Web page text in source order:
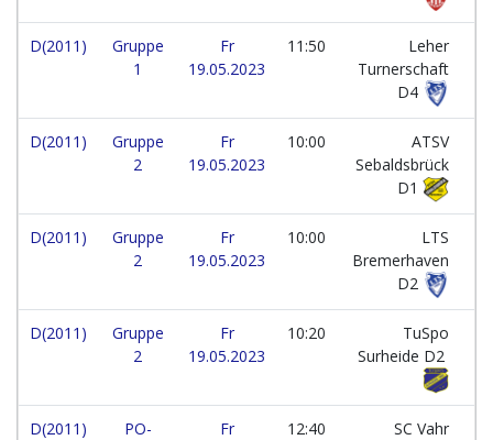
D(2011)
Gruppe
1
Fr
19.05.2023
11:50
Leher
Turnerschaft
D4
D(2011)
Gruppe
2
Fr
19.05.2023
10:00
ATSV
Sebaldsbrück
D1
D(2011)
Gruppe
2
Fr
19.05.2023
10:00
LTS
Bremerhaven
D2
D(2011)
Gruppe
2
Fr
19.05.2023
10:20
TuSpo
Surheide D2
D(2011)
PO-
Fr
12:40
SC Vahr